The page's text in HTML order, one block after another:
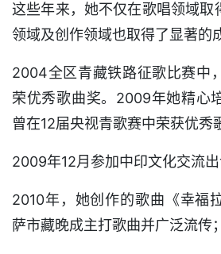
这些年来，她不仅在歌唱领域取
领域及创作领域也取得了显著的
2004全区青藏铁路征歌比赛中
荣优秀歌曲奖。2009年她精心
曾在12届央视青歌赛中荣获优秀
2009年12月参加中印文化交流出
2010年，她创作的歌曲《幸福
萨市藏晚成主打歌曲并广泛流传；